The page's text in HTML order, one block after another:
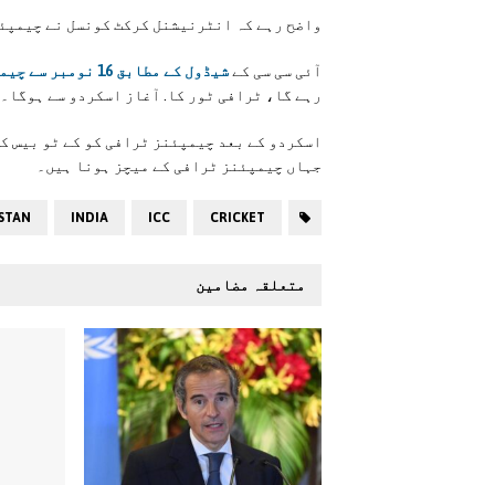
واضح رہے کہ انٹرنیشنل کرکٹ کونسل نے
آئی سی سی کے شیڈول کے مطابق 16 نومبر سے چیمپئنز ٹرافی ٹور کا آغاز ہوگا
رہے گا، ٹرافی ٹور کا. آغاز اسکردو سے ہوگا۔
اسکردو کے بعد چیمپئنز ٹرافی کو کے ٹو بیس
جہاں چیمپئنز ٹرافی کے میچز ہونا ہیں۔
CRICKET
ICC
INDIA
متعلقہ مضامین